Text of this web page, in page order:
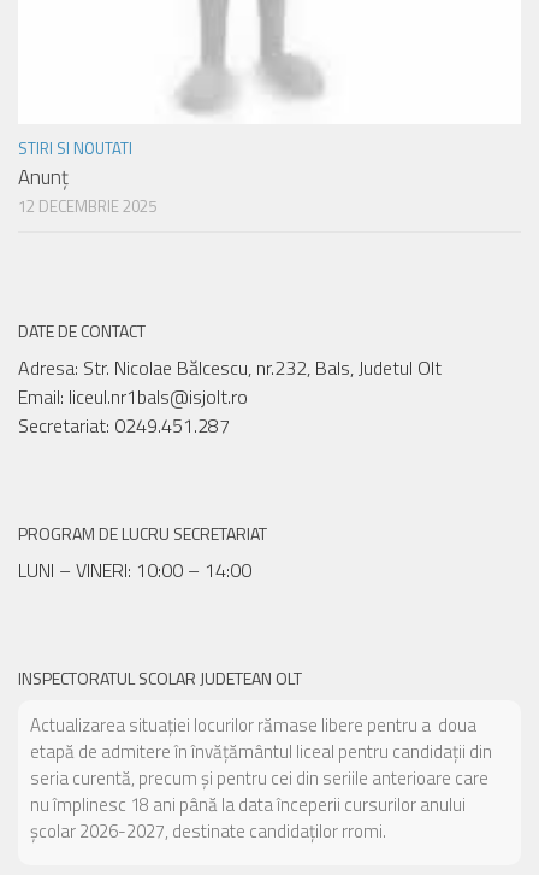
STIRI SI NOUTATI
Anunț
12 DECEMBRIE 2025
DATE DE CONTACT
Adresa: Str. Nicolae Bălcescu, nr.232, Bals, Judetul Olt
Email: liceul.nr1bals@isjolt.ro
Secretariat: 0249.451.287
PROGRAM DE LUCRU SECRETARIAT
LUNI – VINERI: 10:00 – 14:00
INSPECTORATUL SCOLAR JUDETEAN OLT
Actualizarea situației locurilor rămase libere pentru a doua
etapă de admitere în învățământul liceal pentru candidații din
seria curentă, precum și pentru cei din seriile anterioare care
nu împlinesc 18 ani până la data începerii cursurilor anului
școlar 2026-2027, destinate candidaților rromi.